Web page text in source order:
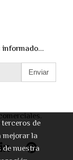
Enviar
de
la
nuestra